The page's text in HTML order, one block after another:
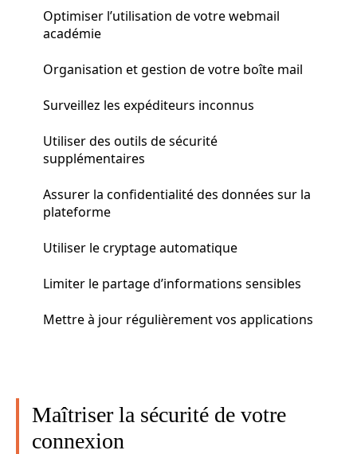
Optimiser l’utilisation de votre webmail
académie
Organisation et gestion de votre boîte mail
Surveillez les expéditeurs inconnus
Utiliser des outils de sécurité
supplémentaires
Assurer la confidentialité des données sur la
plateforme
Utiliser le cryptage automatique
Limiter le partage d’informations sensibles
Mettre à jour régulièrement vos applications
Maîtriser la sécurité de votre
connexion